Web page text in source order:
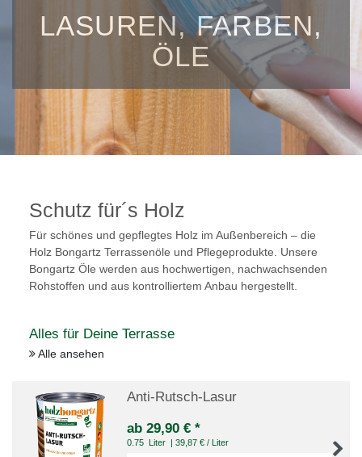
LASUREN, FARBEN,
ÖLE
Schutz für´s Holz
Für schönes und gepflegtes Holz im Außenbereich – die
Holz Bongartz Terrassenöle und Pflegeprodukte. Unsere
Bongartz Öle werden aus hochwertigen, nachwachsenden
Rohstoffen und aus kontrolliertem Anbau hergestellt.
Alles für Deine Terrasse
Alle ansehen
Anti-Rutsch-Lasur
ab 29,90 € *
0.75 Liter | 39,87 € / Liter